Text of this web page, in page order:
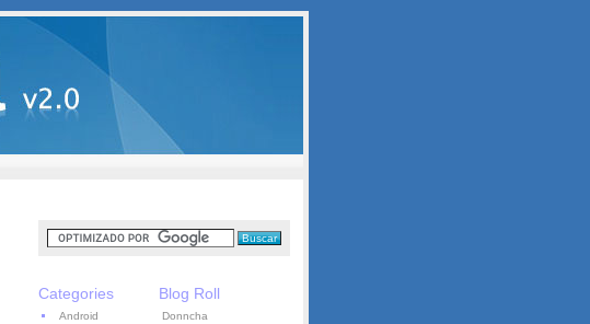
Categories
Android
Blog Roll
Donncha